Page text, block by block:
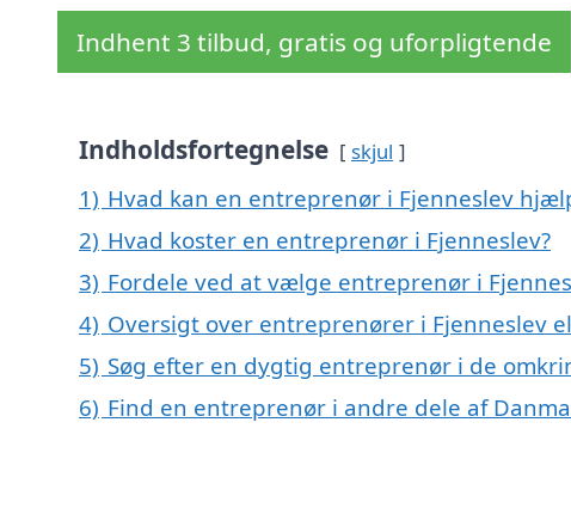
Indhent 3 tilbud, gratis og uforpligtende
Indholdsfortegnelse skjul
1) Hvad kan en entreprenør i Fjenneslev
2) Hvad koster en entreprenør i Fjenneslev?
3) Fordele ved at vælge entreprenør i
4) Oversigt over entreprenører i Fjenneslev
5) Søg efter en dygtig entreprenør i de
6) Find en entreprenør i andre dele af